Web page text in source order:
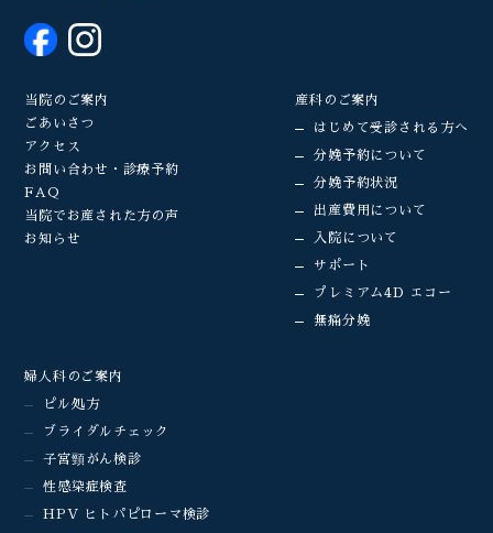
当院のご案内
ごあいさつ
アクセス
お問い合わせ・診療予約
FAQ
当院でお産された方の声
お知らせ
産科のご案内
はじめて受診される方へ
分娩予約について
分娩予約状況
出産費用について
入院について
サポート
プレミアム4D エコー
無痛分娩
婦人科のご案内
ピル処方
ブライダルチェック
子宮頸がん検診
性感染症検査
HPV ヒトパピローマ検診